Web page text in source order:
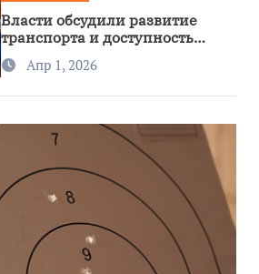
Власти обсудили развитие
транспорта и доступность
региона
Апр 1, 2026